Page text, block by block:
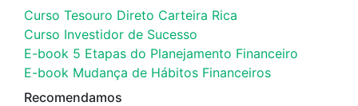
Curso Tesouro Direto Carteira Rica
Curso Investidor de Sucesso
E-book 5 Etapas do Planejamento Financeiro
E-book Mudança de Hábitos Financeiros
Recomendamos